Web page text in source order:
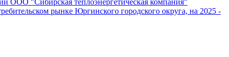
ООО "Сибирская теплоэнергетическая компания"
рынке Юргинского городского округа, на 2025 -